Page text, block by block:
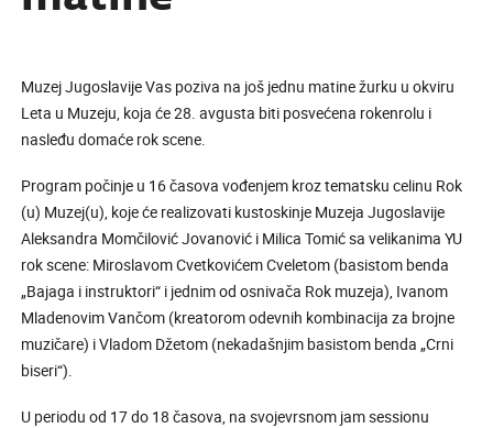
Muzej Jugoslavije Vas poziva na još jednu matine žurku u okviru
Leta u Muzeju, koja će 28. avgusta biti posvećena rokenrolu i
nasleđu domaće rok scene.
Program počinje u 16 časova vođenjem kroz tematsku celinu Rok
(u) Muzej(u), koje će realizovati kustoskinje Muzeja Jugoslavije
Aleksandra Momčilović Jovanović i Milica Tomić sa velikanima YU
rok scene: Miroslavom Cvetkovićem Cveletom (basistom benda
„Bajaga i instruktori“ i jednim od osnivača Rok muzeja), Ivanom
Mladenovim Vančom (kreatorom odevnih kombinacija za brojne
muzičare) i Vladom Džetom (nekadašnjim basistom benda „Crni
biseri“).
U periodu od 17 do 18 časova, na svojevrsnom jam sessionu